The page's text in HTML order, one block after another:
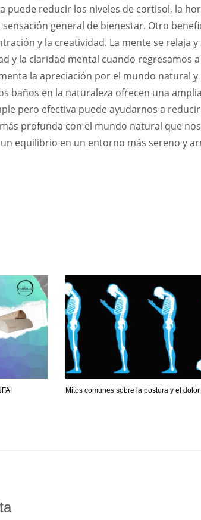
puede reducir los niveles de cortisol, la
general de bienestar. Otro
y la creatividad. La mente se relaja
y la claridad mental cuando regresamos
la apreciación por el mundo natural
baños en la naturaleza ofrecen una
pero efectiva puede ayudarnos a
profunda con el mundo natural que
equilibrio en un entorno más sereno y
Mitos comunes sobre la postura y el dolor